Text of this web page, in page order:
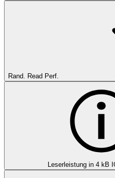
Rand. Read Perf.
Leserleistung in 4 kB